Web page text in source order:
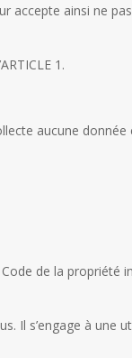
accepte ainsi ne
1.
aucune donnée
de la propriété
Il s’engage à une